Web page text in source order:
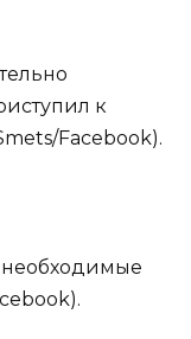
к
Facebook).
необходимые